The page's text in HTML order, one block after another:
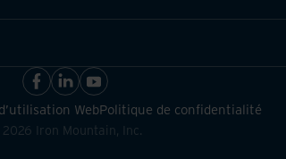
WebPolitique de confidentialité
2026 Iron Mountain, Inc.